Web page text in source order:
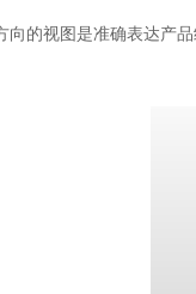
向的视图是准确表达产